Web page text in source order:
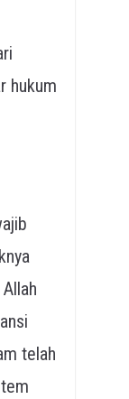
hukum
telah